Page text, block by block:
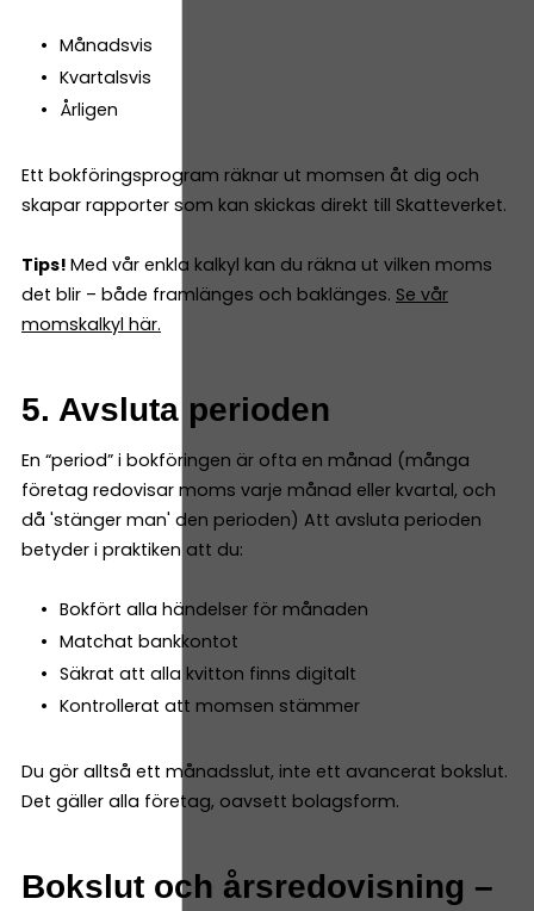
Månadsvis
Kvartalsvis
Årligen
Ett bokföringsprogram räknar ut momsen åt dig och
skapar rapporter som kan skickas direkt till Skatteverket.
Tips! Med vår enkla kalkyl kan du räkna ut vilken moms
det blir – både framlänges och baklänges. Se vår
momskalkyl här.
5. Avsluta perioden
En “period” i bokföringen är ofta en månad (många
företag redovisar moms varje månad eller kvartal, och
då 'stänger man' den perioden) Att avsluta perioden
betyder i praktiken att du:
Bokfört alla händelser för månaden
Matchat bankkontot
Säkrat att alla kvitton finns digitalt
Kontrollerat att momsen stämmer
Du gör alltså ett månadsslut, inte ett avancerat bokslut.
Det gäller alla företag, oavsett bolagsform.
Bokslut och årsredovisning –